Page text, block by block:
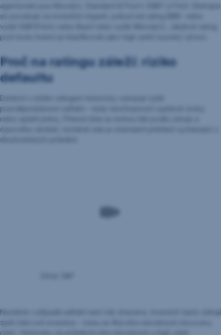
agenturami jsou Moody’s, Standard & Poor’s (S&P) a Fitch. Dluhopis
se považuje za investiční stupeň, pokud má rating BBB− nebo
vyšší (S&P/Fitch) nebo Baa3 nebo vyšší (Moody’s). Jakýkoli rating
pod touto hranicí je klasifikován jako high yield (vysoký výnos).
Proč na ratingu záleží: riziko
defaultu
Emitenti s nižším ratingem historicky vykazují vyšší
pravděpodobnost selhání – tedy neschopnosti vyplácet úroky
nebo splatit jistinu. Přesná čísla se mohou lišit podle zdroje a
časového období, nicméně zde je orientační přehled vycházející z
dlouhodobých průměrů:
Nicméně v případě selhání není vše ztraceno. Investoři často získají
zpět část své investice – tomu se říká míra návratnosti (recovery
rate). Historicky se průměrná míra návratnosti u high yield